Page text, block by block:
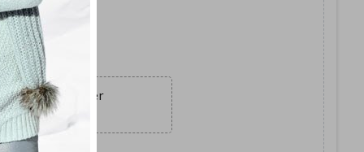
együtt
ajánlat véget ér
02:11:21